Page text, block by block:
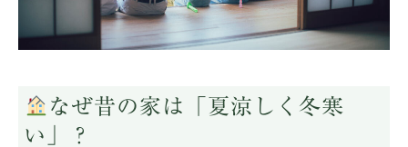
なぜ昔の家は「夏涼しく冬寒
い」？